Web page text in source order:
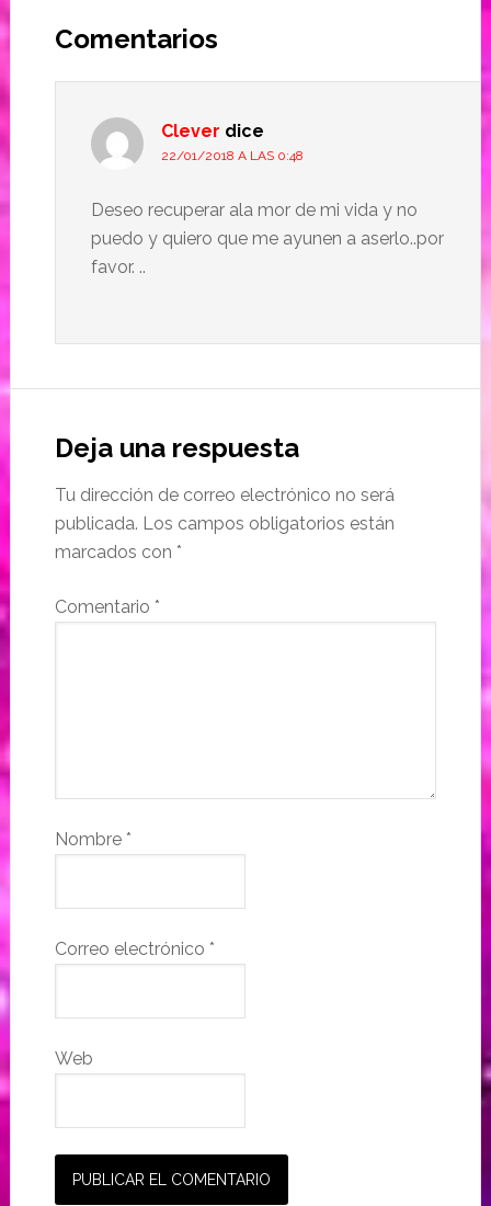
Comentarios
Clever dice
22/01/2018 A LAS 0:48
Deseo recuperar ala mor de mi vida y no
puedo y quiero que me ayunen a aserlo..por
favor. ..
Deja una respuesta
Tu dirección de correo electrónico no será
publicada. Los campos obligatorios están
marcados con *
Comentario *
Nombre *
Correo electrónico *
Web